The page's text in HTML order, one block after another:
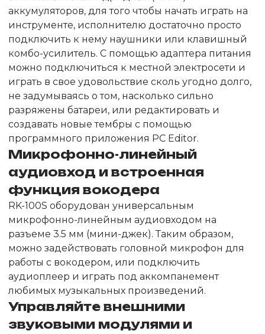
аккумуляторов, для того чтобы начать играть на
инструменте, исполнителю достаточно просто
подключить к нему наушники или клавишный
комбо-усилитель. С помощью адаптера питания
можно подключиться к местной электросети и
играть в свое удовольствие сколь угодно долго,
не задумываясь о том, насколько сильно
разряжены батареи, или редактировать и
создавать новые тембры с помощью
программного приложения PC Editor.
Микрофонно-линейный
аудиовход и встроенная
функция вокодера
RK-100S оборудован универсальным
микрофонно-линейным аудиовходом на
разъеме 3.5 мм (мини-джек). Таким образом,
можно задействовать головной микрофон для
работы с вокодером, или подключить
аудиоплеер и играть под аккомпанемент
любимых музыкальных произведений.
Управляйте внешними
звуковыми модулями и